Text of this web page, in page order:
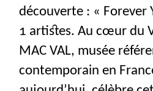
découverte : « Forever
1 artistes. Au cœur du
MAC VAL, musée
contemporain en